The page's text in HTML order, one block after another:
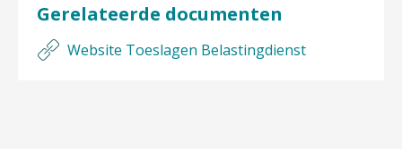
Gerelateerde documenten
Website Toeslagen Belastingdienst